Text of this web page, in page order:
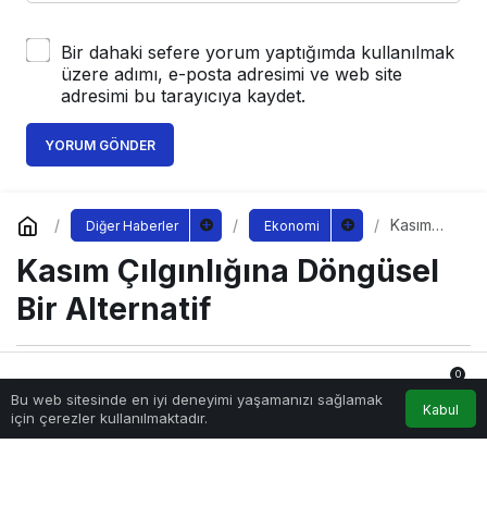
Bir dahaki sefere yorum yaptığımda kullanılmak
üzere adımı, e-posta adresimi ve web site
adresimi bu tarayıcıya kaydet.
YORUM GÖNDER
Diğer Haberler Ekonomi
Kasım
a
Döngüsel
Kasım Çılgınlığına Döngüsel
Bir Alternatif
Sağlıklı.Orgtarafından yayınlandı
11 Kasım 2022, 08:45 yayınlandı
170
Bu web sitesinde en iyi deneyimi yaşamanızı sağlamak
için çerezler kullanılmaktadır.
Kabul
Anasayfa Akış Hesabım Bildirimler
0